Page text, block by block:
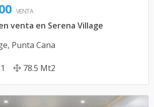
VENTA
venta en Serena Village
, Punta Cana
1 78.5 Mt2